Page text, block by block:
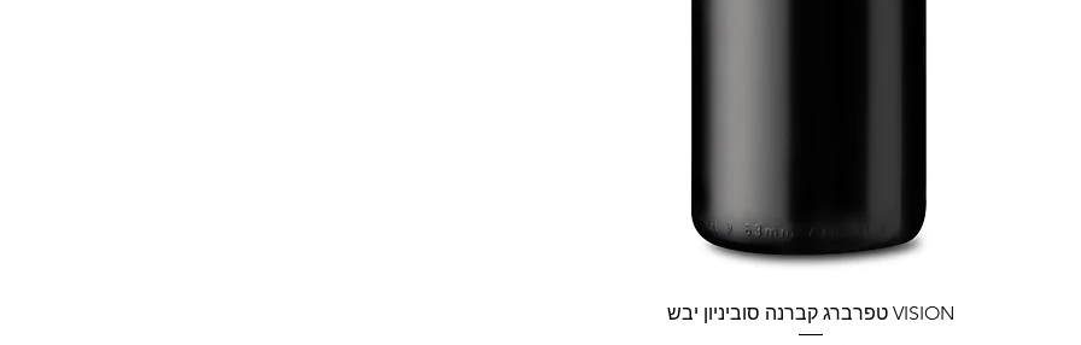
תצוגה מהירה
VISION טפרברג קברנה סוביניון יבש